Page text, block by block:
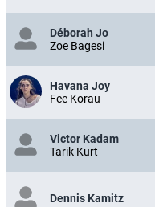
Déborah Jo
Zoe Bagesi
Havana Joy
Fee Korau
Victor Kadam
Tarik Kurt
Dennis Kamitz